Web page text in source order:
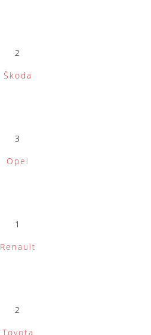
2
Škoda
3
Opel
1
Renault
2
Toyota